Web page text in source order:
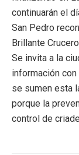
continuarán el
San Pedro
Brillante
Se invita a la
información
se sumen esta
porque la
control de